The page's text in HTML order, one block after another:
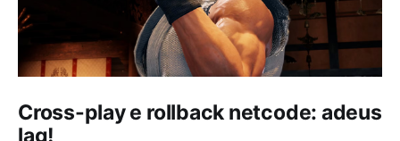
Cross-play e rollback netcode: adeus
lag!